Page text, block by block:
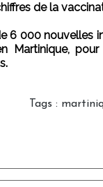
de la
6 000 nouvelles
Martinique,
Tags :